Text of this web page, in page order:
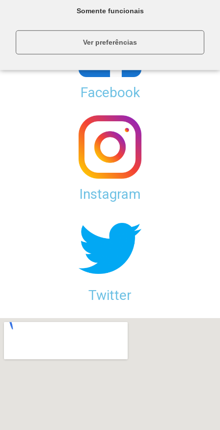
Somente funcionais
Ver preferências
Facebook
Instagram
Twitter